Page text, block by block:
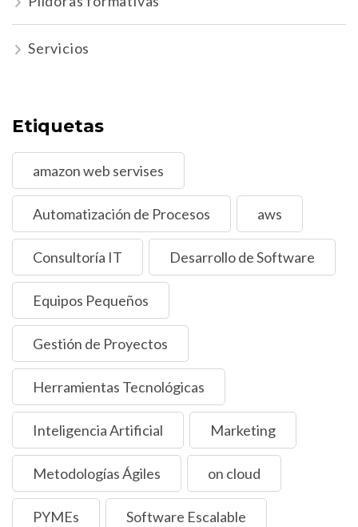
Servicios
Etiquetas
amazon web servises
Automatización de Procesos aws
Consultoría IT Desarrollo de Software
Equipos Pequeños
Gestión de Proyectos
Herramientas Tecnológicas
Inteligencia Artificial Marketing
Metodologías Ágiles on cloud
PYMEs Software Escalable